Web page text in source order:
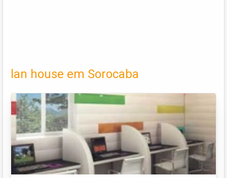
lan house em Sorocaba